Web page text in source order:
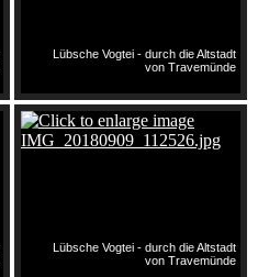
Lübsche Vogtei - durch die Altstadt
von Travemünde
Lübsche Vogtei - durch die Altstadt
von Travemünde